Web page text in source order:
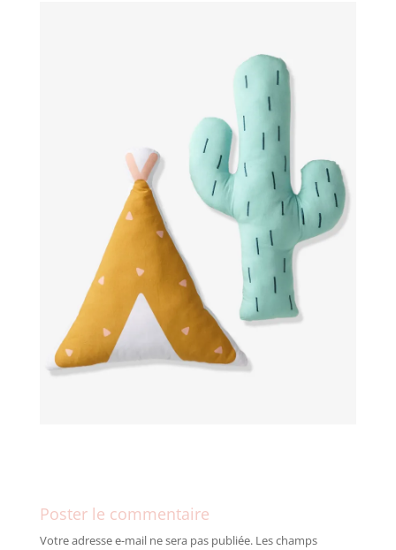
Poster le commentaire
Votre adresse e-mail ne sera pas publiée. Les champs